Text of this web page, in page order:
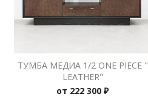
ТУМБА МЕДИА 1/2 ONE PIECE "
LEATHER"
от 222 300 ₽